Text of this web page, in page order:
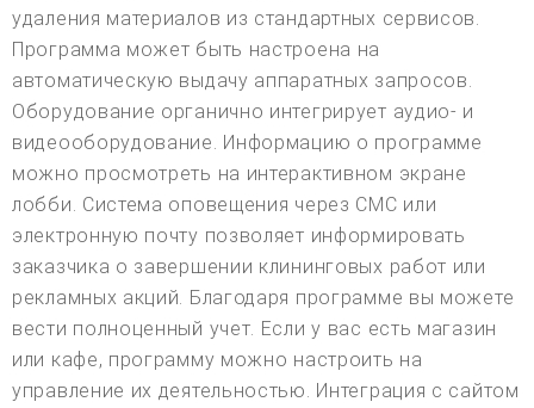
удаления материалов из стандартных сервисов.
Программа может быть настроена на
автоматическую выдачу аппаратных запросов.
Оборудование органично интегрирует аудио- и
видеооборудование. Информацию о программе
можно просмотреть на интерактивном экране
лобби. Система оповещения через СМС или
электронную почту позволяет информировать
заказчика о завершении клининговых работ или
рекламных акций. Благодаря программе вы можете
вести полноценный учет. Если у вас есть магазин
или кафе, программу можно настроить на
управление их деятельностью. Интеграция с сайтом